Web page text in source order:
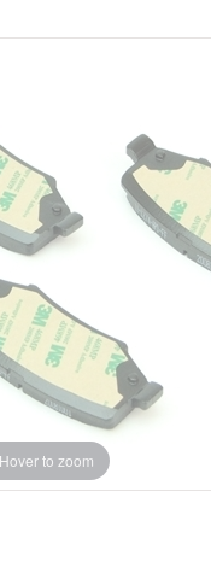
Hover to zoom